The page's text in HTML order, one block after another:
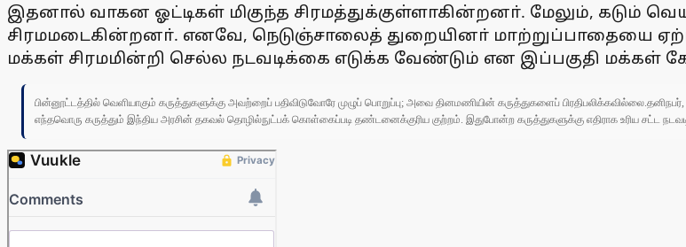
இதனால் வாகன ஓட்டிகள் மிகுந்த சிரமத்துக்குள்ளாகின்றனா். மேலும், கடும்
சிரமமடைகின்றனா். எனவே, நெடுஞ்சாலைத் துறையினா் மாற்றுப்பாதையை
மக்கள் சிரமமின்றி செல்ல நடவடிக்கை எடுக்க வேண்டும் என இப்பகுதி மக்கள்
பின்னூட்டத்தில் வெளியாகும் கருத்துகளுக்கு அவற்றைப் பதிவிடுவோரே முழுப் பொறுப்பு; அவை தினமணியின் கருத்துகளைப்
எந்தவொரு கருத்தும் இந்திய அரசின் தகவல் தொழில்நுட்பக் கொள்கைப்படி தண்டனைக்குரிய குற்றம். இதுபோன்ற கருத்துகளுக்கு எதிராக உரிய சட்ட